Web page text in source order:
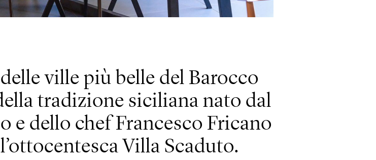
ville più belle del Barocco
tradizione siciliana nato dal
e dello chef Francesco Fricano
Villa Scaduto.